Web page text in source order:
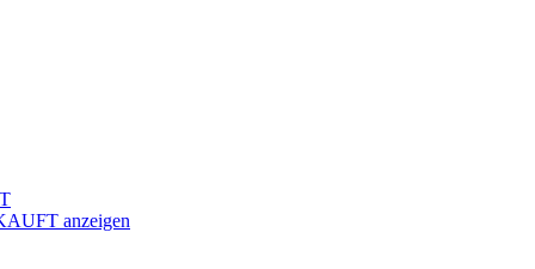
anzeigen